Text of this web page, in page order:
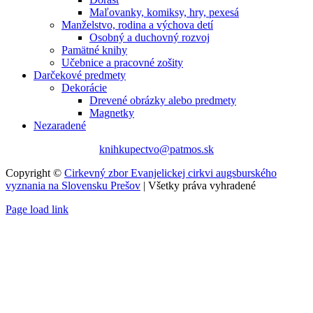
Maľovanky, komiksy, hry, pexesá
Manželstvo, rodina a výchova detí
Osobný a duchovný rozvoj
Pamätné knihy
Učebnice a pracovné zošity
Darčekové predmety
Dekorácie
Drevené obrázky alebo predmety
Magnetky
Nezaradené
knihkupectvo@patmos.sk
Copyright © Cirkevný zbor Evanjelickej cirkvi augsburského
vyznania na Slovensku Prešov | Všetky práva vyhradené
Page load link